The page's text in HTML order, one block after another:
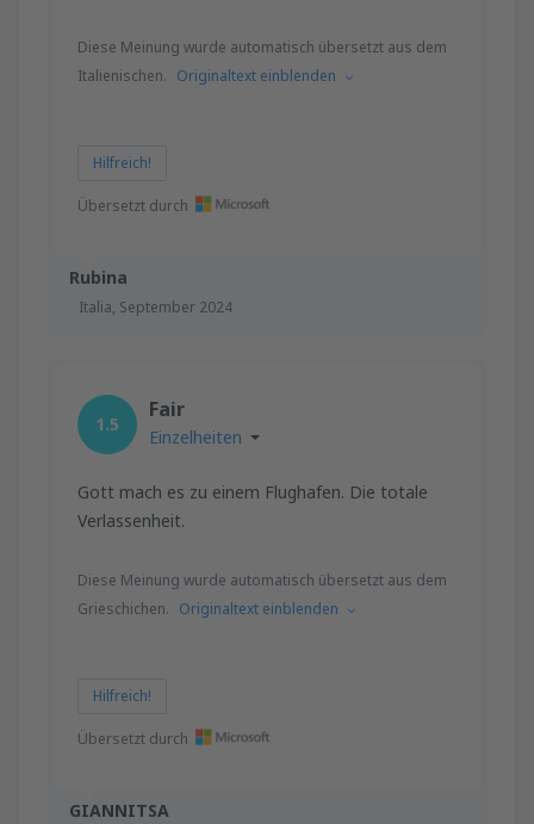
Rubina
Italia, September 2024
Diese Meinung wurde automatisch übersetzt aus dem
Italienischen. Originaltext einblenden
Hilfreich!
Übersetzt durch
GIANNITSA
1.5
Fair
Einzelheiten
Gott mach es zu einem Flughafen. Die totale
Verlassenheit.
Diese Meinung wurde automatisch übersetzt aus dem
Grieschichen. Originaltext einblenden
Hilfreich!
Übersetzt durch